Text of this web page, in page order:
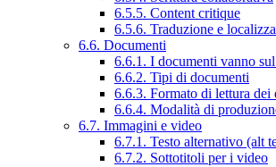
6.5.5. Content critique
6.5.6. Traduzione e
6.6. Documenti
6.6.1. I documenti vanno
6.6.2. Tipi di documenti
6.6.3. Formato di lettura dei
6.6.4. Modalità di
6.7. Immagini e video
6.7.1. Testo alternativo (alt
6.7.2. Sottotitoli per i video